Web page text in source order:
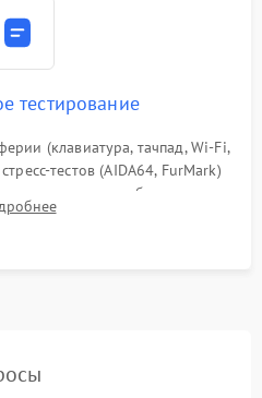
тестирование
(клавиатура, тачпад, Wi-Fi,
тестов (AIDA64, FurMark)
режима и стабильности
нагрузкой.